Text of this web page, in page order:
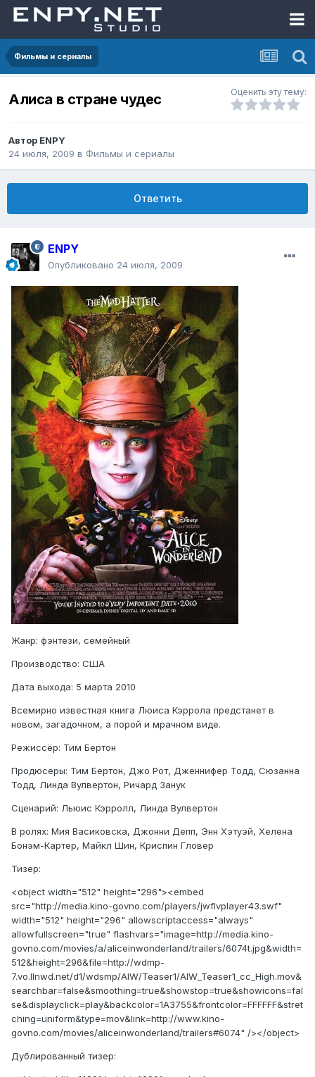
Фильмы и сериалы
Алиса в стране чудес Оценить эту тему:
Автор ENPY
24 июля, 2009 в Фильмы и сериалы
Ответить
ENPY
Опубликовано 24 июля, 2009
Жанр: фэнтези, семейный
Производство: США
Дата выхода: 5 марта 2010
Всемирно известная книга Люиса Кэррола предстанет в
новом, загадочном, а порой и мрачном виде.
Режиссёр: Тим Бертон
Продюсеры: Тим Бертон, Джо Рот, Дженнифер Тодд, Сюзанна
Тодд, Линда Вулвертон, Ричард Занук
Сценарий: Льюис Кэрролл, Линда Вулвертон
В ролях: Мия Васиковска, Джонни Депп, Энн Хэтуэй, Хелена
Бонэм-Картер, Майкл Шин, Криспин Гловер
Тизер:
<object width="512" height="296"><embed
src="http://media.kino-govno.com/players/jwflvplayer43.swf"
width="512" height="296" allowscriptaccess="always"
allowfullscreen="true" flashvars="image=http://media.kino-
govno.com/movies/a/aliceinwonderland/trailers/6074t.jpg&width=
512&height=296&file=http://wdmp-
7.vo.llnwd.net/d1/wdsmp/AIW/Teaser1/AIW_Teaser1_cc_High.mov&
searchbar=false&smoothing=true&showstop=true&showicons=fal
se&displayclick=play&backcolor=1A3755&frontcolor=FFFFFF&stret
ching=uniform&type=mov&link=http://www.kino-
govno.com/movies/aliceinwonderland/trailers#6074" /></object>
Дублированный тизер: